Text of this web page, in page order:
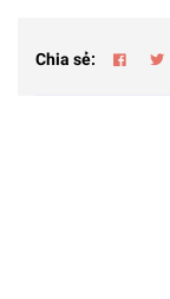
Chia sẻ: